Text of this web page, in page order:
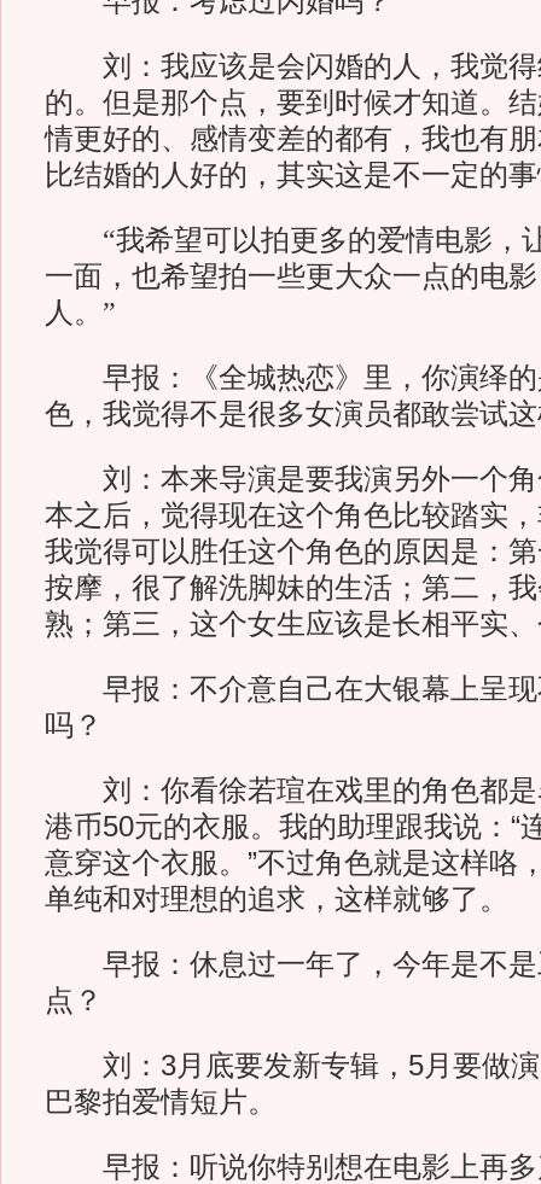
刘：我应该是会闪婚的人，我觉得
的。但是那个点，要到时候才知道。
情更好的、感情变差的都有，我也有
比结婚的人好的，其实这是不一定的
“我希望可以拍更多的爱情电影，
一面，也希望拍一些更大众一点的电
人。”
早报：《全城热恋》里，你演绎的
色，我觉得不是很多女演员都敢尝试
刘：本来导演是要我演另外一个角
本之后，觉得现在这个角色比较踏实
我觉得可以胜任这个角色的原因是：
按摩，很了解洗脚妹的生活；第二，
熟；第三，这个女生应该是长相平实
早报：不介意自己在大银幕上呈现
吗？
刘：你看徐若瑄在戏里的角色都是
港币50元的衣服。我的助理跟我说：“
意穿这个衣服。”不过角色就是这样咯
单纯和对理想的追求，这样就够了。
早报：休息过一年了，今年是不是
点？
刘：3月底要发新专辑，5月要做演
巴黎拍爱情短片。
早报：听说你特别想在电影上再多